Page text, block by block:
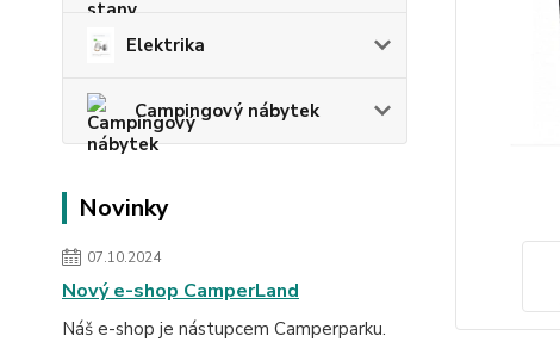
Elektrika
Campingový nábytek
Novinky
07.10.2024
Nový e-shop CamperLand
Náš e-shop je nástupcem Camperparku.